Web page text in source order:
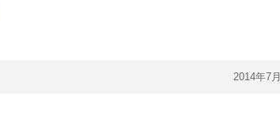
2014年7